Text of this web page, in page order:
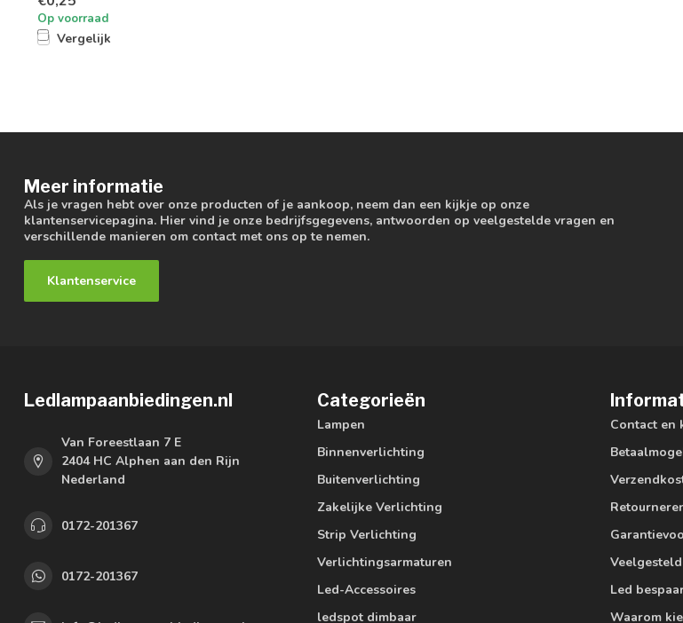
Op voorraad
Vergelijk
Meer informatie
Als je vragen hebt over onze producten of je aankoop, neem dan een kijkje op onze
klantenservicepagina. Hier vind je onze bedrijfsgegevens, antwoorden op veelgestelde vragen en
verschillende manieren om contact met ons op te nemen.
Klantenservice
Ledlampaanbiedingen.nl
Van Foreestlaan 7 E
2404 HC Alphen aan den Rijn
Nederland
0172-201367
0172-201367
Categorieën
Lampen
Binnenverlichting
Buitenverlichting
Zakelijke Verlichting
Strip Verlichting
Verlichtingsarmaturen
Led-Accessoires
ledspot dimbaar
Contact en
Led
Waarom